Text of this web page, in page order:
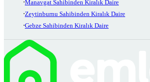
Manavgat Sahibinden Kiralık Daire
Zeytinburnu Sahibinden Kiralık Daire
Gebze Sahibinden Kiralık Daire